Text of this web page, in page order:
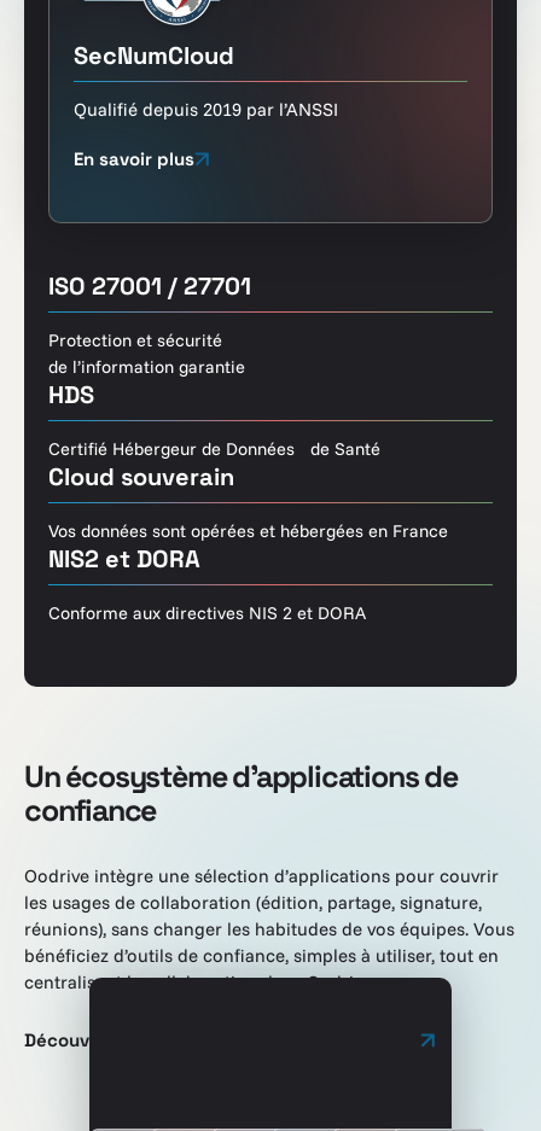
ISO 27001 / 27701
Protection et sécurité
de l’information garantie
HDS
Certifié Hébergeur de Données de Santé
Cloud souverain
Vos données sont opérées et hébergées en France
NIS2 et DORA
Conforme aux directives NIS 2 et DORA
SecNumCloud
Qualifié depuis 2019 par l’ANSSI
En savoir plus
Un écosystème d’applications de
confiance
Oodrive intègre une sélection d’applications pour couvrir
les usages de collaboration (édition, partage, signature,
réunions), sans changer les habitudes de vos équipes. Vous
bénéficiez d’outils de confiance, simples à utiliser, tout en
centralisant la collaboration dans Oodrive.
Découvrez notre écosystème de partenaires